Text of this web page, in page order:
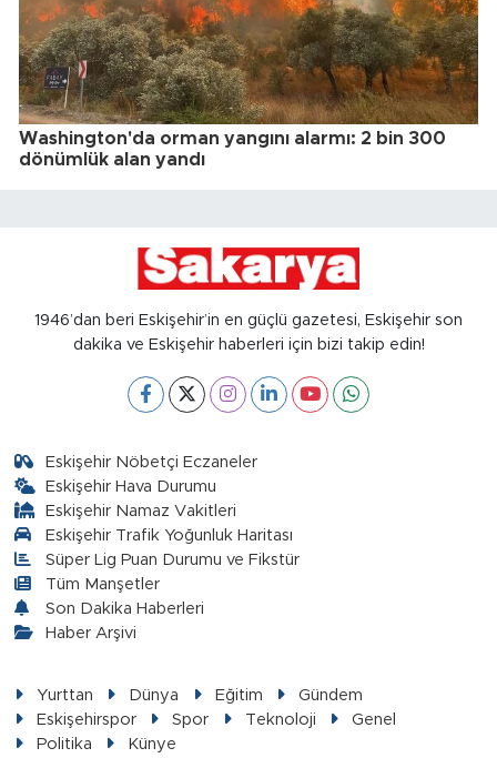
Washington'da orman yangını alarmı: 2 bin 300
dönümlük alan yandı
1946’dan beri Eskişehir’in en güçlü gazetesi, Eskişehir son
dakika ve Eskişehir haberleri için bizi takip edin!
Eskişehir Nöbetçi Eczaneler
Eskişehir Hava Durumu
Eskişehir Namaz Vakitleri
Eskişehir Trafik Yoğunluk Haritası
Süper Lig Puan Durumu ve Fikstür
Tüm Manşetler
Son Dakika Haberleri
Haber Arşivi
Yurttan Dünya Eğitim
Gündem
Eskişehirspor
Spor Teknoloji
Genel
Politika
Künye